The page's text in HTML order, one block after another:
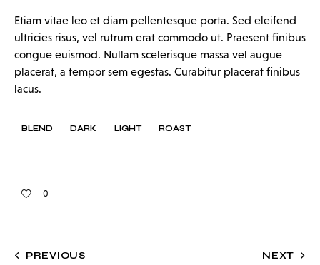
Etiam vitae leo et diam pellentesque porta. Sed eleifend
ultricies risus, vel rutrum erat commodo ut. Praesent finibus
congue euismod. Nullam scelerisque massa vel augue
placerat, a tempor sem egestas. Curabitur placerat finibus
lacus.
BLEND DARK LIGHT ROAST
0
PREVIOUS NEXT